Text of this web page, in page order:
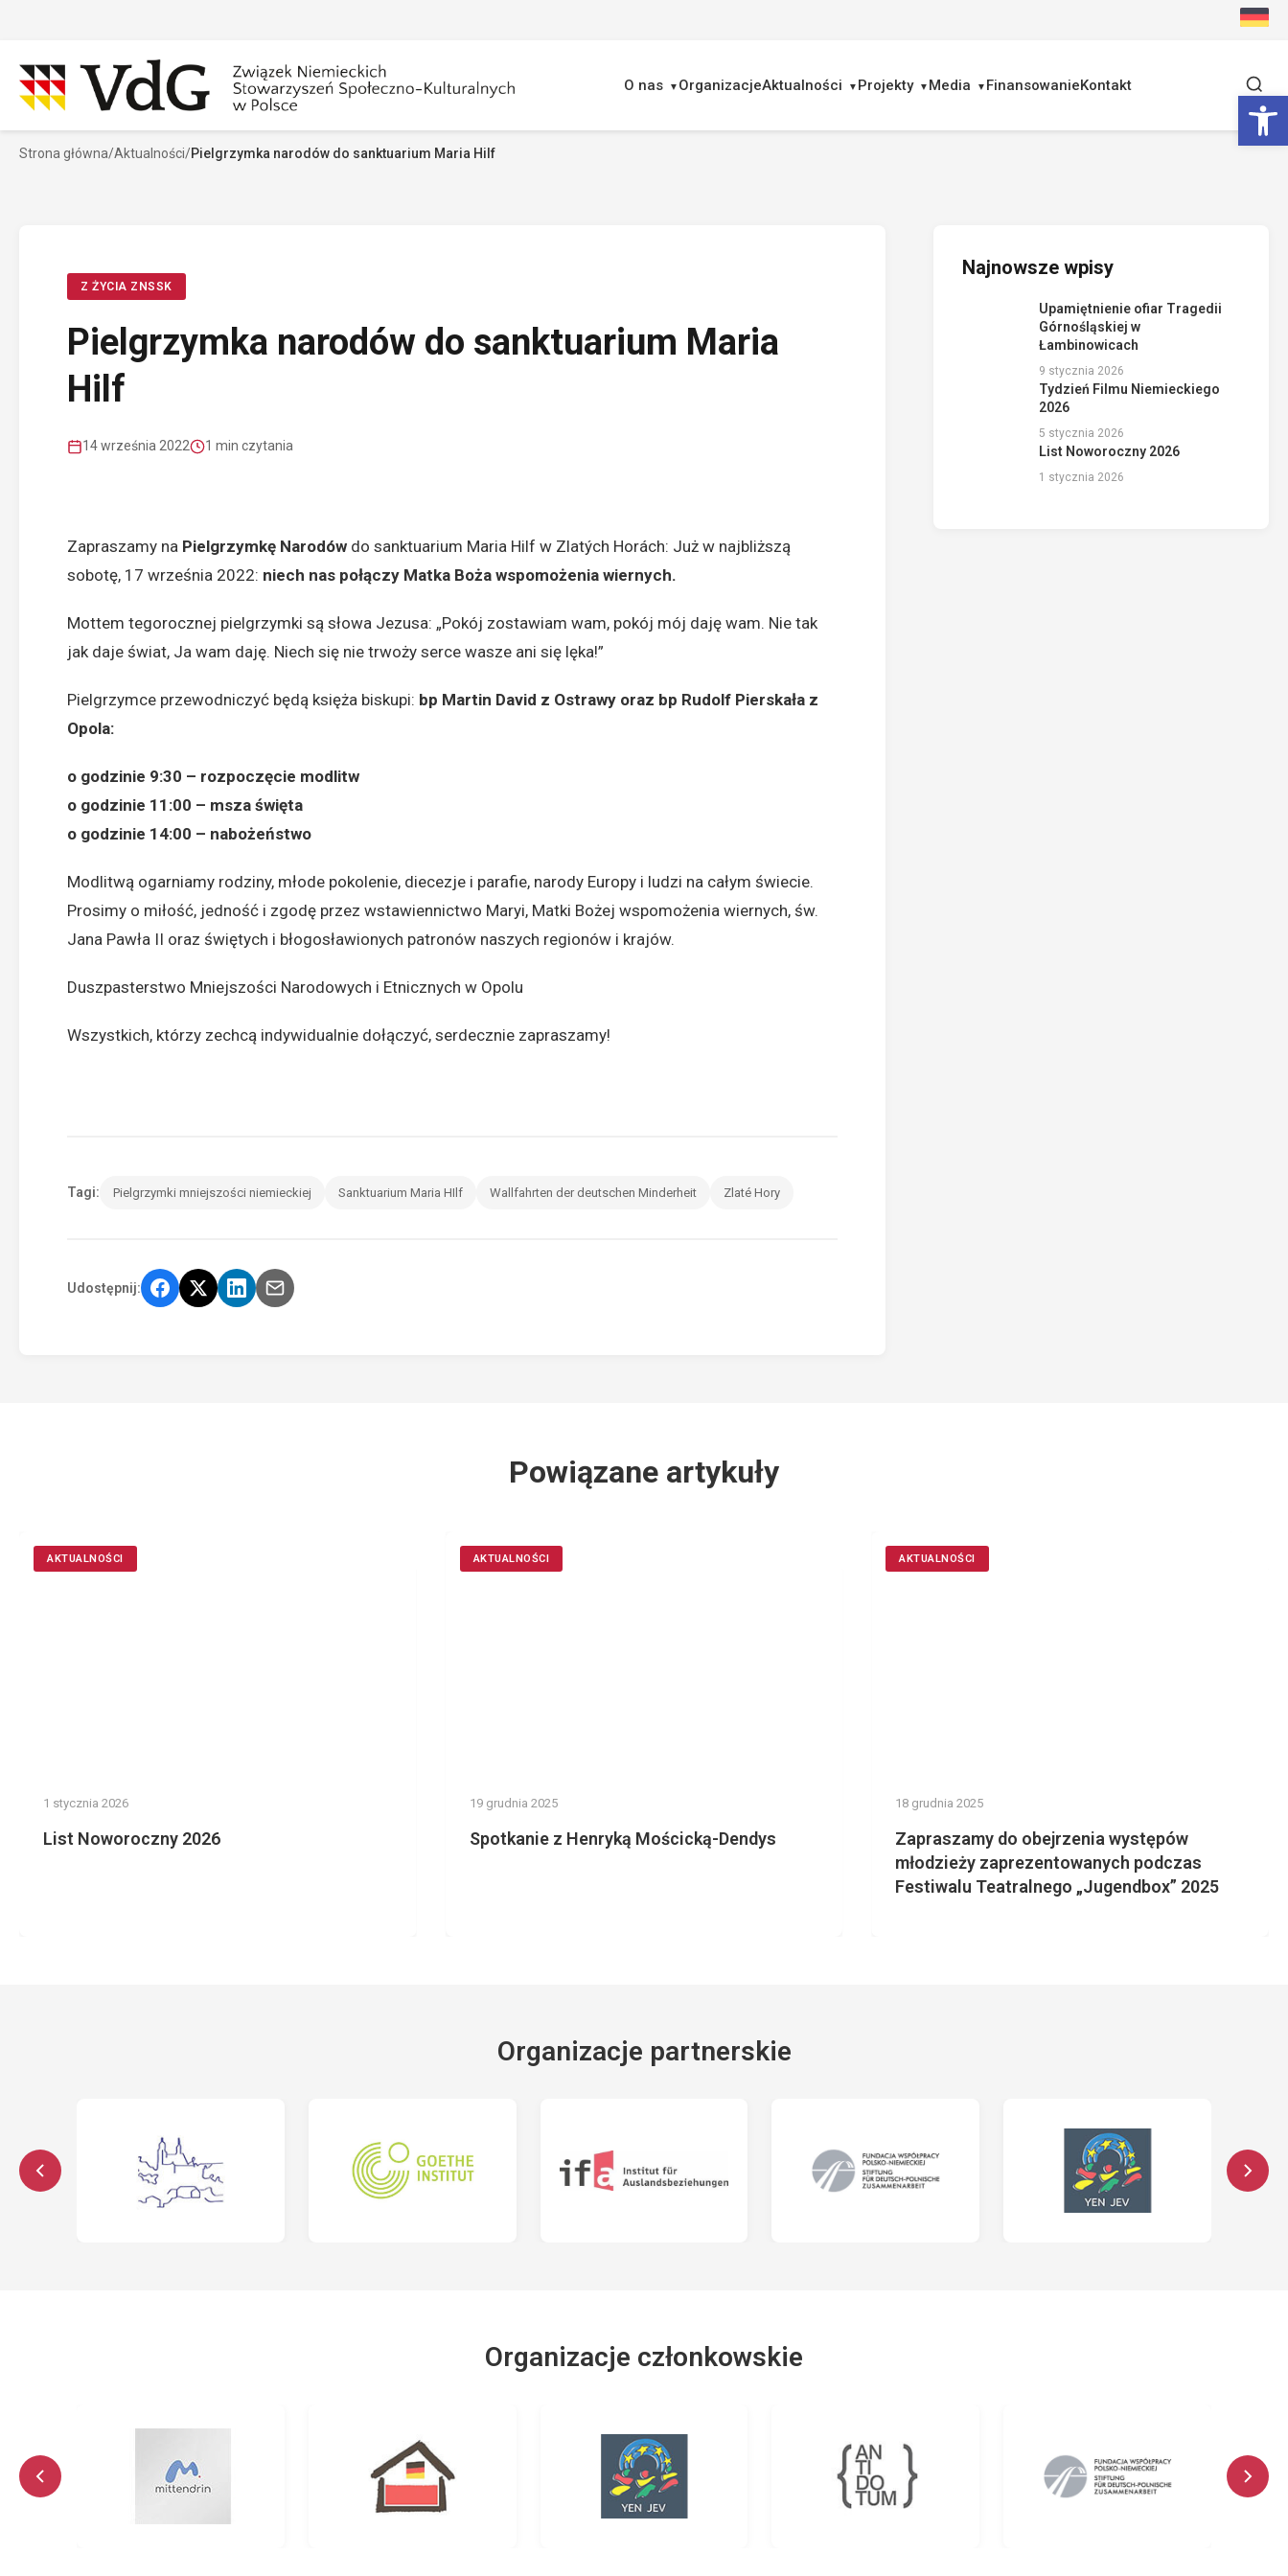
O nas OrganizacjeAktualności Projekty Media FinansowanieKontakt
Szukaj
Strona główna/Aktualności/Pielgrzymka narodów do sanktuarium Maria Hilf
Z ŻYCIA ZNSSK
Pielgrzymka narodów do sanktuarium Maria
Hilf
14 września 2022 1 min czytania
Zapraszamy na Pielgrzymkę Narodów do sanktuarium Maria Hilf w Zlatých Horách: Już w najbliższą
sobotę, 17 września 2022: niech nas połączy Matka Boża wspomożenia wiernych.
Mottem tegorocznej pielgrzymki są słowa Jezusa: „Pokój zostawiam wam, pokój mój daję wam. Nie tak
jak daje świat, Ja wam daję. Niech się nie trwoży serce wasze ani się lęka!”
Pielgrzymce przewodniczyć będą księża biskupi: bp Martin David z Ostrawy oraz bp Rudolf Pierskała z
Opola:
o godzinie 9:30 – rozpoczęcie modlitw
o godzinie 11:00 – msza święta
o godzinie 14:00 – nabożeństwo
Modlitwą ogarniamy rodziny, młode pokolenie, diecezje i parafie, narody Europy i ludzi na całym świecie.
Prosimy o miłość, jedność i zgodę przez wstawiennictwo Maryi, Matki Bożej wspomożenia wiernych, św.
Jana Pawła II oraz świętych i błogosławionych patronów naszych regionów i krajów.
Duszpasterstwo Mniejszości Narodowych i Etnicznych w Opolu
Wszystkich, którzy zechcą indywidualnie dołączyć, serdecznie zapraszamy!
Tagi: Pielgrzymki mniejszości niemieckiej Sanktuarium Maria HIlf Wallfahrten der deutschen Minderheit Zlaté Hory
Udostępnij:
Najnowsze wpisy
Upamiętnienie ofiar Tragedii
Górnośląskiej w
Łambinowicach
9 stycznia 2026
Tydzień Filmu Niemieckiego
2026
5 stycznia 2026
List Noworoczny 2026
1 stycznia 2026
Powiązane artykuły
AKTUALNOŚCI
1 stycznia 2026
List Noworoczny 2026
AKTUALNOŚCI
19 grudnia 2025
Spotkanie z Henryką Mościcką-Dendys
AKTUALNOŚCI
18 grudnia 2025
Zapraszamy do obejrzenia występów
młodzieży zaprezentowanych podczas
Festiwalu Teatralnego „Jugendbox” 2025
Organizacje partnerskie
Organizacje członkowskie